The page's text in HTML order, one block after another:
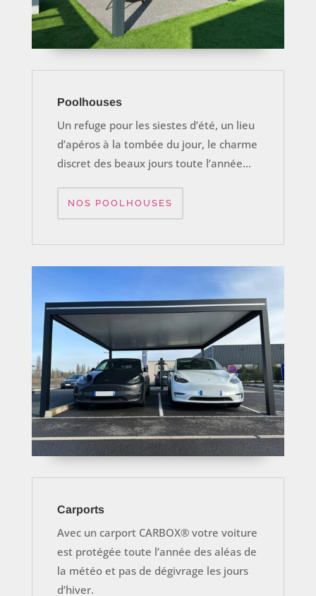
Poolhouses
Un refuge pour les siestes d’été, un lieu
d’apéros à la tombée du jour, le charme
discret des beaux jours toute l’année…
NOS POOLHOUSES
Carports
Avec un carport CARBOX® votre voiture
est protégée toute l’année des aléas de
la météo et pas de dégivrage les jours
d’hiver.